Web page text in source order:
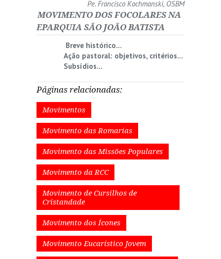
Pe. Francisco Kochmanski, OSBM
MOVIMENTO DOS FOCOLARES NA
EPARQUIA SÃO JOÃO BATISTA
Breve histórico…
Ação pastoral: objetivos, critérios…
Subsídios…
Páginas relacionadas:
Movimentos
Movimento das Romarias
Movimento das Missões Populares
Movimento da RCC
Movimento de Cursilhos de
Cristandade
Movimento dos Ícones
Movimento Eucarístico Jovem